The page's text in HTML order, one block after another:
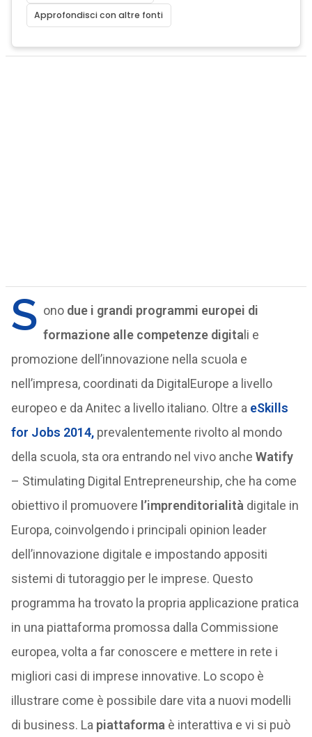
Approfondisci con altre fonti
S ono due i grandi programmi europei di
formazione alle competenze digita li e
promozione dell’innovazione nella scuola e
nell’impresa, coordinati da DigitalEurope a livello
europeo e da Anitec a livello italiano. Oltre a eSkills
for Jobs 2014,prevalentemente rivolto al mondo
della scuola, sta ora entrando nel vivo anche Watify
– Stimulating Digital Entrepreneurship, che ha come
obiettivo il promuovere l’imprenditorialità digitale in
Europa, coinvolgendo i principali opinion leader
dell’innovazione digitale e impostando appositi
sistemi di tutoraggio per le imprese. Questo
programma ha trovato la propria applicazione pratica
in una piattaforma promossa dalla Commissione
europea, volta a far conoscere e mettere in rete i
migliori casi di imprese innovative. Lo scopo è
illustrare come è possibile dare vita a nuovi modelli
di business. La piattaforma è interattiva e vi si può